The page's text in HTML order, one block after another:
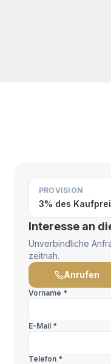
PROVISION
3% des
Interesse an
Unverbindliche
zeitnah.
Anrufen
Vorname *
E-Mail *
Telefon *